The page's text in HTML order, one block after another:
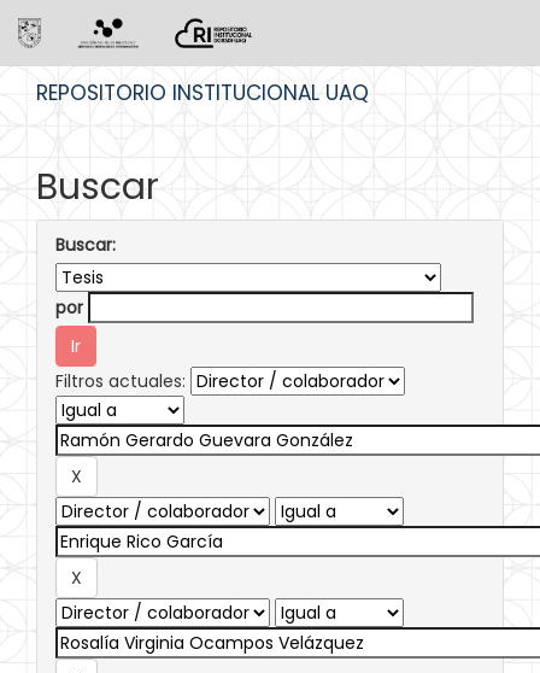
REPOSITORIO INSTITUCIONAL UAQ
Buscar
Buscar:
por
Filtros actuales: